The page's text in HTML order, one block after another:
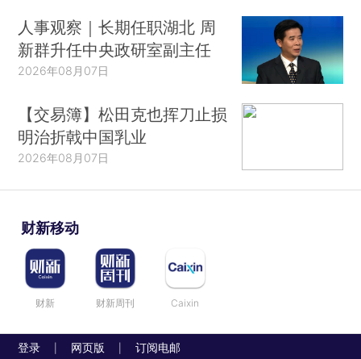
人事观察｜长期任职湖北 周
新群升任中央政研室副主任
2026年08月07日
【交易簿】松田克也挥刀止损
明治折戟中国乳业
2026年08月07日
财新移动
财新 财新周刊 Caixin
登录 网页版 订阅电邮